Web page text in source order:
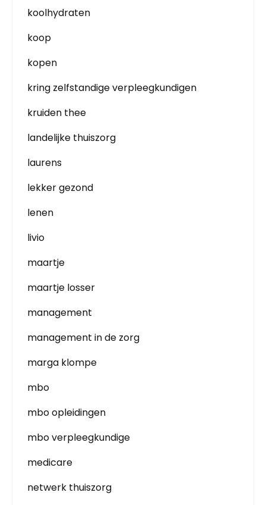
koolhydraten
koop
kopen
kring zelfstandige verpleegkundigen
kruiden thee
landelijke thuiszorg
laurens
lekker gezond
lenen
livio
maartje
maartje losser
management
management in de zorg
marga klompe
mbo
mbo opleidingen
mbo verpleegkundige
medicare
netwerk thuiszorg